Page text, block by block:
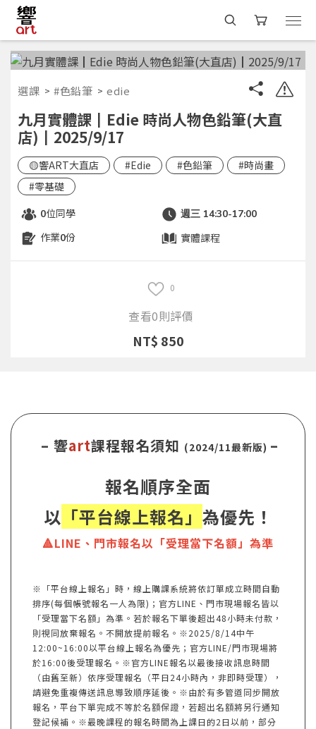
選課 #色鉛筆 edie
九月實體課┃Edie 時尚人物色鉛筆(大直
店)┃2025/9/17
🟡響ART大直店 #Edie #色鉛筆
#時尚畫
#零基礎
0位同學 週三 14:30-17:00
作業0份 實體課程
0
查看0則評價
NT$ 850
– 響art課程報名須知 (2024/11最新版) –
報名順序全面
以 「平台線上報名」 為優先！
🔺LINE、門市報名以「受理當下名額」為準
※「平台線上報名」時，線上購課系統將依訂單成立時間自動
排序(每個帳號報名一人為限)；官方LINE、門市現場報名皆以
「受理當下名額」為準。若於報名下單後超出48小時未付款，
則視同放棄報名。不開放提前報名。※2025/8/14中午
12:00~16:00以平台線上報名為優先；官方LINE/門市現場將
於16:00後受理報名。※官方LINE報名以最後接收訊息時間
（由舊至新）依序受理報名（平日24小時內，非即時受理），
請避免重複傳送訊息導致順序延後。※由於有多管道同步開放
報名，平台下單完成不等於名額保證，若超出名額將另行通知
登記候補。※最晚課程的報名時間為上課日的2日以前，部分